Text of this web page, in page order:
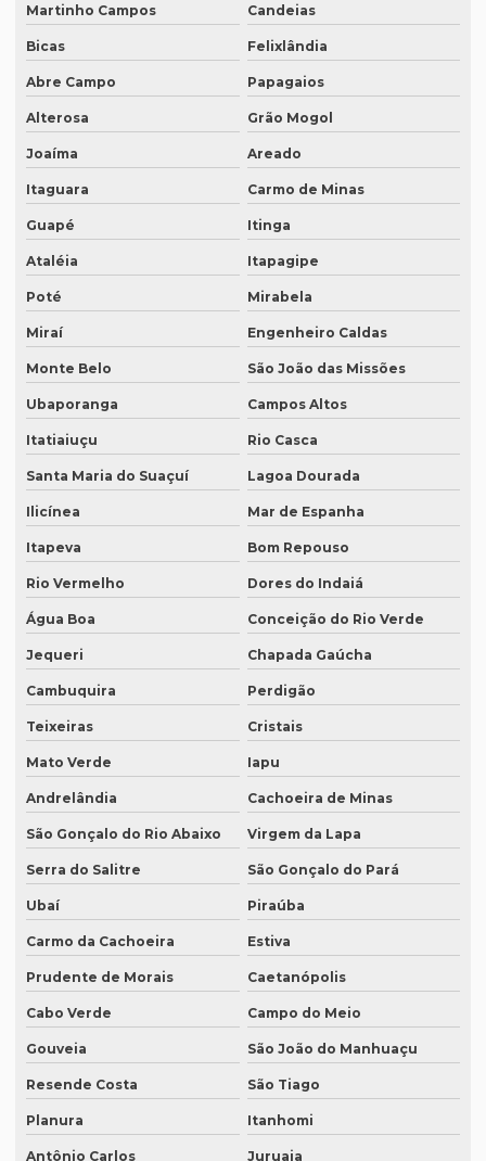
Melhor tradução simultânea
O que é degravação de áudio
O que é degravação de vídeo
O que significa tradução juramentada
O que significa tradução juramentada em inglês
O que é tradução juramentada
O que é tradução juramentada de um documento
O que é tradução técnica
O que é um tradutor técnico?
Onde encontrar um tradutor juramentado?
Onde fazer tradução de artigos em inglês
Onde fazer tradução em bh
Onde fazer tradução em campinas
Onde fazer tradução em curitiba
Onde fazer tradução em fortaleza
Onde fazer tradução de inglês jurídico
Onde fazer tradução juramentada em brasília
Onde fazer tradução juramentada em porto alegre
Onde fazer tradução juramentada em recife
Onde fazer tradução juramentada em sp
Onde fazer tradução em porto alegre
Onde fazer transcrição de áudio para texto
Orçamento inglês tradução
Orçamento legendagem
Preço interpretação simultânea
Preço lauda tradução
Martinho Campos Candeias
Bicas Felixlândia
Abre Campo Papagaios
Alterosa Grão Mogol
Joaíma Areado
Itaguara Carmo de Minas
Guapé Itinga
Ataléia Itapagipe
Poté Mirabela
Miraí Engenheiro Caldas
Monte Belo São João das Missões
Ubaporanga Campos Altos
Itatiaiuçu Rio Casca
Santa Maria do Suaçuí Lagoa Dourada
Ilicínea Mar de Espanha
Itapeva Bom Repouso
Rio Vermelho Dores do Indaiá
Água Boa Conceição do Rio Verde
Jequeri Chapada Gaúcha
Cambuquira Perdigão
Teixeiras Cristais
Mato Verde Iapu
Andrelândia Cachoeira de Minas
São Gonçalo do Rio Abaixo Virgem da Lapa
Serra do Salitre São Gonçalo do Pará
Ubaí Piraúba
Carmo da Cachoeira Estiva
Prudente de Morais Caetanópolis
Cabo Verde Campo do Meio
Gouveia São João do Manhuaçu
Resende Costa São Tiago
Planura Itanhomi
Antônio Carlos Juruaia